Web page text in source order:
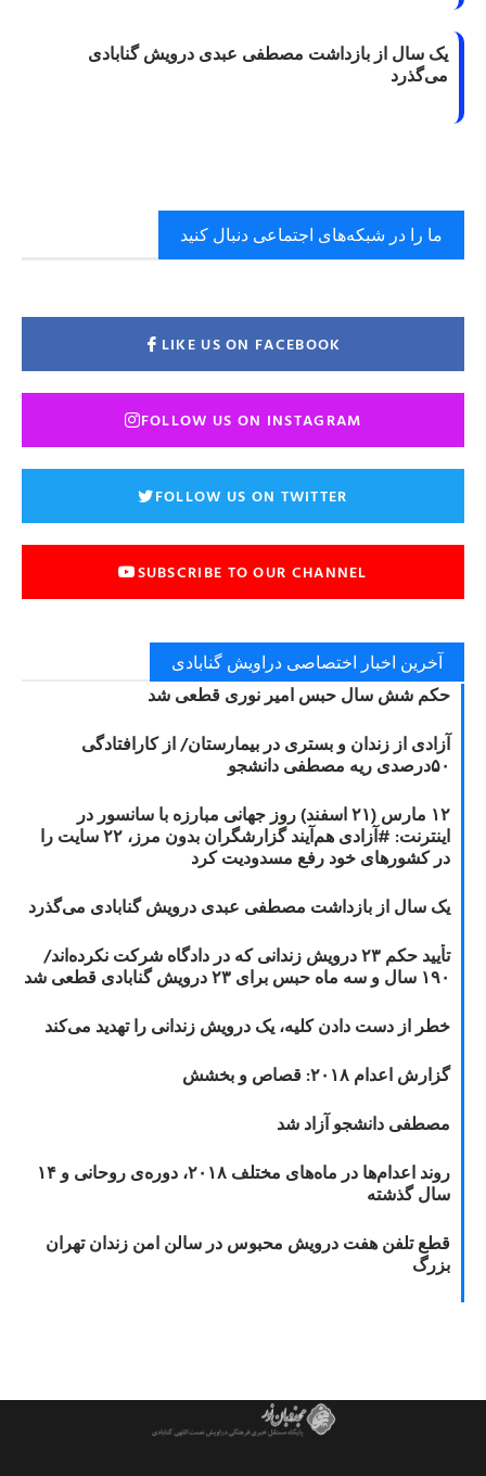
یک سال از بازداشت مصطفی عبدی درویش گنابادی
می‌گذرد
ما را در شبکه‌های اجتماعی دنبال کنید
LIKE US ON FACEBOOK
FOLLOW US ON INSTAGRAM
FOLLOW US ON TWITTER
SUBSCRIBE TO OUR CHANNEL
آخرین اخبار اختصاصی دراویش گنابادی
حکم شش سال حبس امیر نوری قطعی شد
آزادی از زندان و بستری در بیمارستان/ از کارافتادگی
۵۰درصدی ریه مصطفی دانشجو
۱۲ مارس (۲۱ اسفند) روز جهانی مبارزه با سانسور در
اینترنت: #آزادی هم‌آیند گزارشگران‌ بدون مرز، ۲۲ سایت را
در کشورهای خود رفع مسدودیت کرد
یک سال از بازداشت مصطفی عبدی درویش گنابادی می‌گذرد
تأیید حکم ۲۳ درویش زندانی که در دادگاه شرکت نکرده‌اند/
۱۹۰ سال و سه ماه حبس برای ۲۳ درویش گنابادی قطعی شد
خطر از دست دادن کلیه، یک درویش زندانی را تهدید می‌کند
گزارش اعدام ۲۰۱۸: قصاص و بخشش
مصطفی دانشجو آزاد شد
روند اعدام‌ها در ماه‌های مختلف ۲۰۱۸، دوره‌ی روحانی و ۱۴
سال گذشته
قطع تلفن هفت درویش محبوس در سالن امن زندان تهران
بزرگ